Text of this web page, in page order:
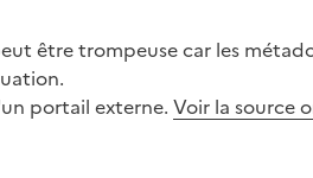
être trompeuse car les
portail externe. Voir la source